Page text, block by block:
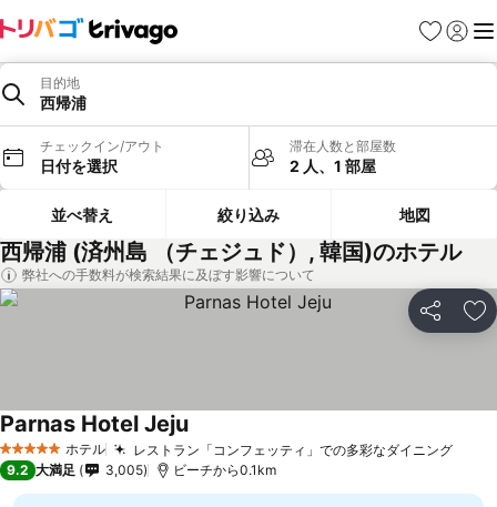
お気に入り
ログイ
メ
目的地
西帰浦
チェックイン/アウト
日付を選択
滞在人数と部屋数
2 人、1 部屋
並べ替え 絞り込み 地図
西帰浦 (済州島 （チェジュド）, 韓国)のホテル
弊社への手数料が検索結果に及ぼす影響について
シェア お
5 ホテルのランク
ホテル レストラン「コンフェッティ」での多彩なダイニング
Parnas Hotel Jeju
9.2 大満足 3,005 ビーチから0.1km